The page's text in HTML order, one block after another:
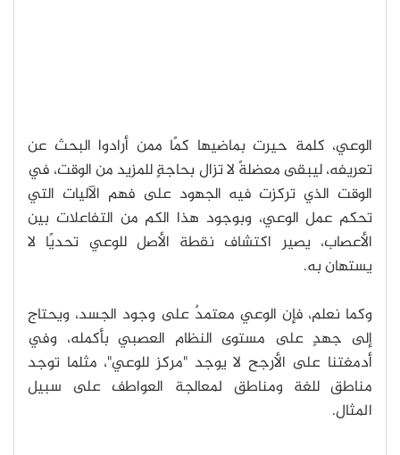
الوعي، كلمة حيرت بماضيها كمًا ممن أرادوا البحث عن
تعريفه، ليبقى معضلةً لا تزال بحاجةٍ للمزيد من الوقت، في
الوقت الذي تركزت فيه الجهود على فهم الآليات التي
تحكم عمل الوعي، وبوجود هذا الكم من التفاعلات بين
الأعصاب، يصير اكتشاف نقطة الأصل للوعي تحديًا لا
يستهان به.
وكما نعلم، فإن الوعي معتمدٌ على وجود الجسد، ويحتاج
إلى جهدٍ على مستوى النظام العصبي بأكمله، وفي
أدمغتنا على الأرجح لا يوجد "مركز للوعي"، مثلما توجد
مناطق للغة ومناطق لمعالجة العواطف على سبيل
المثال.